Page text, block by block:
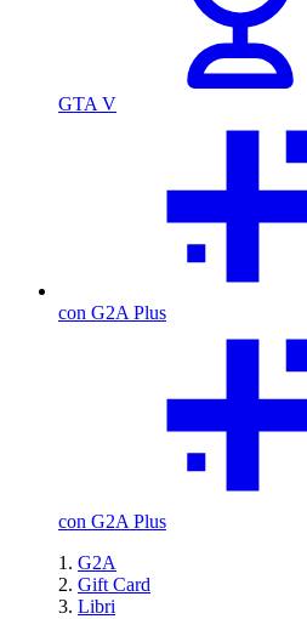
GTA V
con G2A Plus
con G2A Plus
G2A
Gift Card
Libri